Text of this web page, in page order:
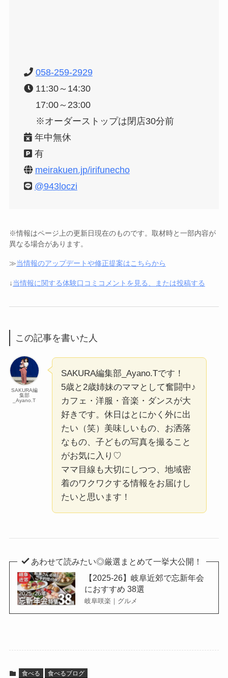
058-259-2929
11:30～14:30
17:00～23:00
※オーダーストップは閉店30分前
年中無休
有
meirakuen.jp/irifunecho
@943loczi
※情報はページ上の更新日現在のものです。取材時と一部内容が
異なる場合があります。
≫当情報のアップデートや修正提案はこちらから
↓当情報に関する体験口コミコメントを見る、または投稿する
この記事を書いた人
SAKURA編
集部
_Ayano.T
SAKURA編集部_Ayano.Tです！
5歳と2歳姉妹のママとして奮闘中♪
カフェ・洋服・音楽・ダンスが大
好きです。休日はとにかく外に出
たい（笑）美味しいもの、お洒落
なもの、子どもの写真を撮ること
がお気に入り♡
ママ目線も大切にしつつ、地域密
着のワクワクする情報をお届けし
たいと思います！
あわせて読みたい◎厳選まとめて一挙大公開！
【2025-26】岐阜近郊で忘新年会
におすすめ 38選
岐阜咲楽｜グルメ
食べる
食べるブログ